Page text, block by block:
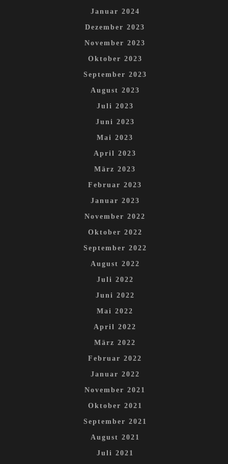
Januar 2024
Dezember 2023
November 2023
Oktober 2023
September 2023
August 2023
Juli 2023
Juni 2023
Mai 2023
April 2023
März 2023
Februar 2023
Januar 2023
November 2022
Oktober 2022
September 2022
August 2022
Juli 2022
Juni 2022
Mai 2022
April 2022
März 2022
Februar 2022
Januar 2022
November 2021
Oktober 2021
September 2021
August 2021
Juli 2021